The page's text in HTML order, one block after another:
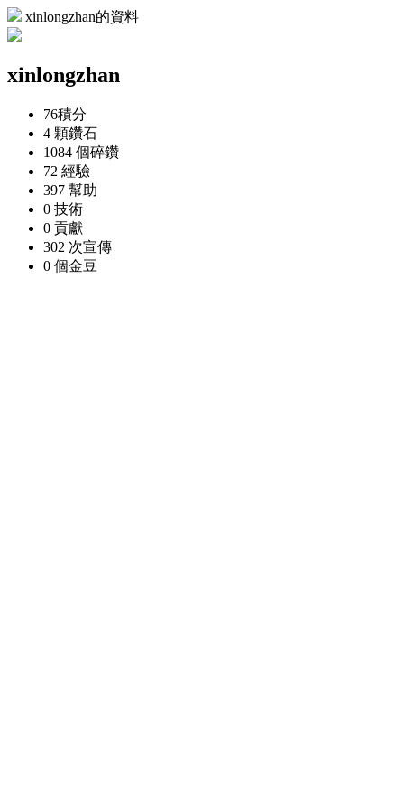
xinlongzhan的資料
xinlongzhan
76積分
4 顆鑽石
1084 個碎鑽
72 經驗
397 幫助
0 技術
0 貢獻
302 次宣傳
0 個金豆